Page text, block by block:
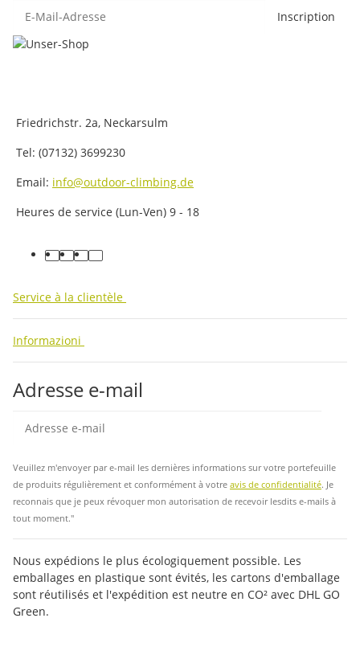
Inscription
Friedrichstr. 2a, Neckarsulm
Tel: (07132) 3699230
Email: info@outdoor-climbing.de
Heures de service (Lun-Ven) 9 - 18
facebook
youtube
instagram
tiktok
Service à la clientèle
Informazioni
Adresse e-mail
Veuillez m'envoyer par e-mail les dernières informations sur votre portefeuille
de produits régulièrement et conformément à votre avis de confidentialité. Je
reconnais que je peux révoquer mon autorisation de recevoir lesdits e-mails à
tout moment."
Nous expédions le plus écologiquement possible. Les
emballages en plastique sont évités, les cartons d'emballage
sont réutilisés et l'expédition est neutre en CO² avec DHL GO
Green.